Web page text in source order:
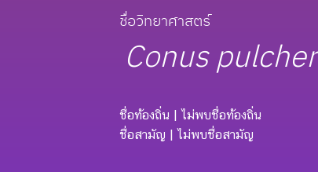
ชื่อวิทยาศาสตร์
Conus pulcher
ชื่อท้องถิ่น | ไม่พบชื่อท้องถิ่น
ชื่อสามัญ | ไม่พบชื่อสามัญ